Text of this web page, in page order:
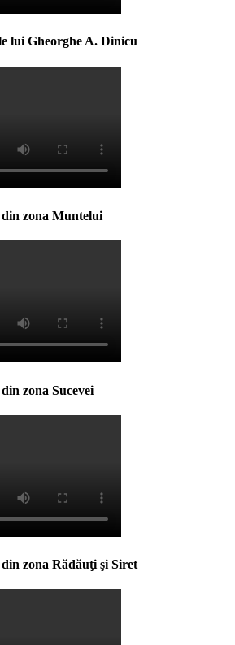
lui Gheorghe A. Dinicu
zona Muntelui
zona Sucevei
zona Rădăuţi şi Siret